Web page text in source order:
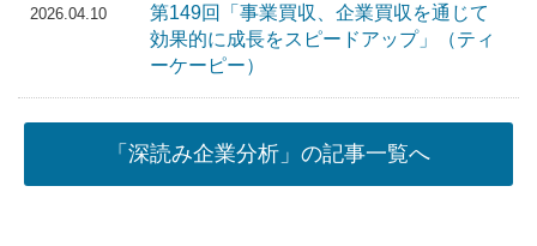
2026.04.10
第149回「事業買収、企業買収を通じて
効果的に成長をスピードアップ」（ティ
ーケーピー）
「深読み企業分析」の記事一覧へ